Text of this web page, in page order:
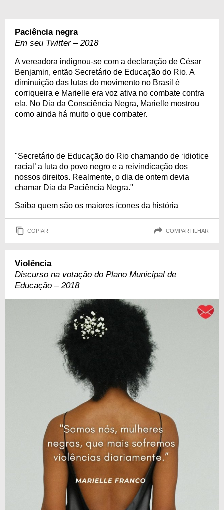
Paciência negra
Em seu Twitter – 2018
A vereadora indignou-se com a declaração de César
Benjamin, então Secretário de Educação do Rio. A
diminuição das lutas do movimento no Brasil é
corriqueira e Marielle era voz ativa no combate contra
ela. No Dia da Consciência Negra, Marielle mostrou
como ainda há muito o que combater.
"Secretário de Educação do Rio chamando de ‘idiotice
racial’ a luta do povo negro e a reivindicação dos
nossos direitos. Realmente, o dia de ontem devia
chamar Dia da Paciência Negra."
Saiba quem são os maiores ícones da história
COPIAR COMPARTILHAR
Violência
Discurso na votação do Plano Municipal de
Educação – 2018